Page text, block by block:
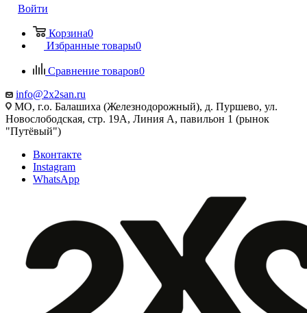
Войти
Корзина0
Избранные товары0
Сравнение товаров0
info@2x2san.ru
МО, г.о. Балашиха (Железнодорожный), д. Пуршево, ул.
Новослободская, стр. 19А, Линия А, павильон 1 (рынок
"Путёвый")
Вконтакте
Instagram
WhatsApp